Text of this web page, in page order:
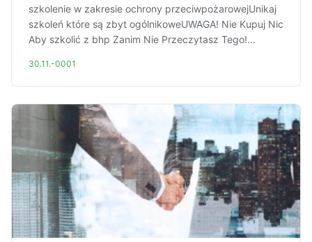
szkolenie w zakresie ochrony przeciwpożarowejUnikaj
szkoleń które są zbyt ogólnikoweUWAGA! Nie Kupuj Nic
Aby szkolić z bhp Zanim Nie Przeczytasz Tego!...
30.11.-0001